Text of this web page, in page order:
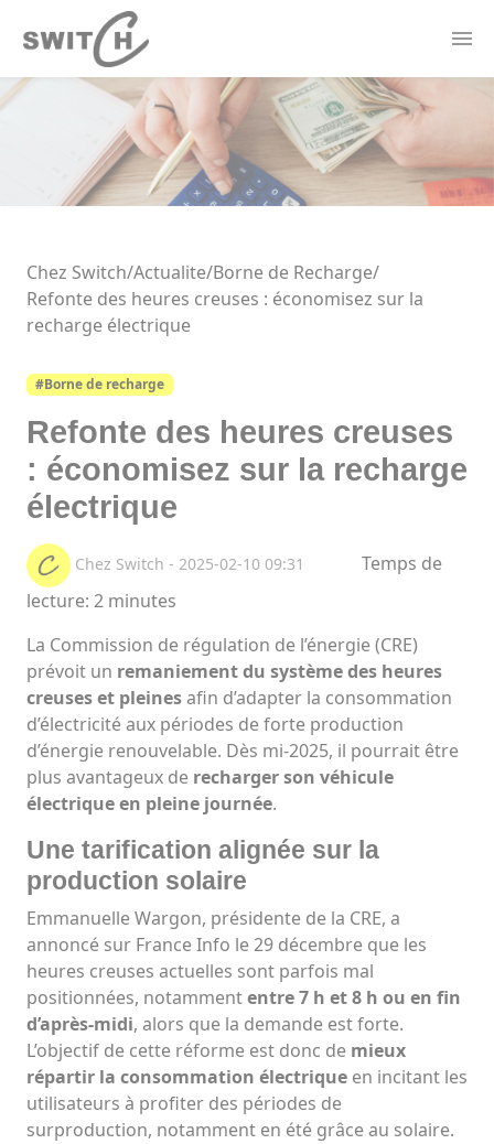
Offres Électricité
Forfaits Mobile
Borne de recharge
Chez Switch/Actualite/Borne de Recharge/
Refonte des heures creuses : économisez sur la
recharge électrique
#Borne de recharge
Refonte des heures creuses
: économisez sur la recharge
électrique
Chez Switch - 2025-02-10 09:31
Temps de
lecture: 2 minutes
La Commission de régulation de l’énergie (CRE)
prévoit un remaniement du système des heures
creuses et pleinesafin d’adapter la consommation
d’électricité aux périodes de forte production
d’énergie renouvelable. Dès mi-2025, il pourrait être
plus avantageux de recharger son véhicule
électrique en pleine journée.
Une tarification alignée sur la
production solaire
Emmanuelle Wargon, présidente de la CRE, a
annoncé sur France Info le 29 décembre que les
heures creuses actuelles sont parfois mal
positionnées, notammententre 7 h et 8 h ou en fin
d’après-midi, alors que la demande est forte.
L’objectif de cette réforme est donc de mieux
répartir la consommation électrique en incitant les
utilisateurs à profiter des périodes de
surproduction, notamment en été grâce au solaire.
Panneau de gestion des cookies